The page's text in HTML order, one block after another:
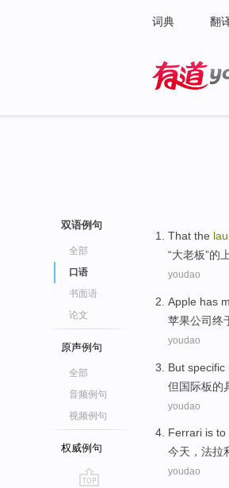
词典 翻
双语例句
全部
口语
书面语
论文
原声例句
全部
音频例句
视频例句
权威例句
That the
“大老板”的
youdao
Apple has
苹果公司终
youdao
But specific
但国际板的
youdao
Ferrari is to
今天 ， 法拉
youdao